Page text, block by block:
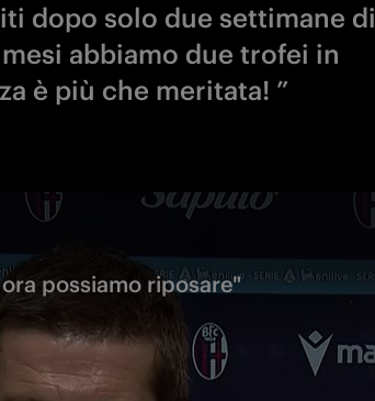
dopo solo due settimane di
abbiamo due trofei in
è più che meritata! ”
possiamo riposare"